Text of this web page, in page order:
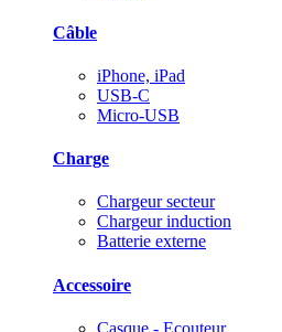
Câble
iPhone, iPad
USB-C
Micro-USB
Charge
Chargeur secteur
Chargeur induction
Batterie externe
Accessoire
Casque - Ecouteur